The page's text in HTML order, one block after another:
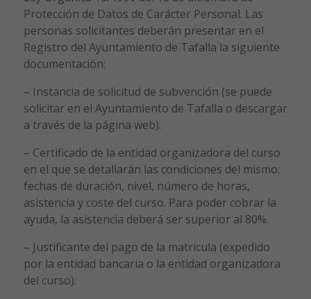
Protección de Datos de Carácter Personal. Las
personas solicitantes deberán presentar en el
Registro del Ayuntamiento de Tafalla la siguiente
documentación:
– Instancia de solicitud de subvención (se puede
solicitar en el Ayuntamiento de Tafalla o descargar
a través de la página web).
– Certificado de la entidad organizadora del curso
en el que se detallarán las condiciones del mismo:
fechas de duración, nivel, número de horas,
asistencia y coste del curso. Para poder cobrar la
ayuda, la asistencia deberá ser superior al 80%.
– Justificante del pago de la matrícula (expedido
por la entidad bancaria o la entidad organizadora
del curso).